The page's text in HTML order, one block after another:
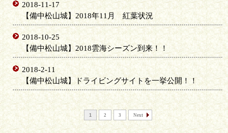
2018-11-17
【備中松山城】2018年11月 紅葉状況
2018-10-25
【備中松山城】2018雲海シーズン到来！！
2018-2-11
【備中松山城】ドライビングサイトを一挙公開！！
1 2 3 Next